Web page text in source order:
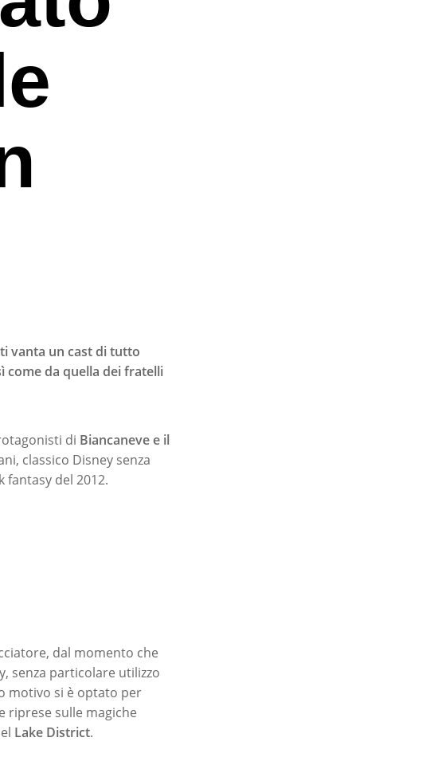
vanta un cast di tutto
come da quella dei fratelli
di Biancaneve e il
classico Disney senza
del 2012.
dal momento che
senza particolare utilizzo
motivo si è optato per
riprese sulle magiche
Lake District.